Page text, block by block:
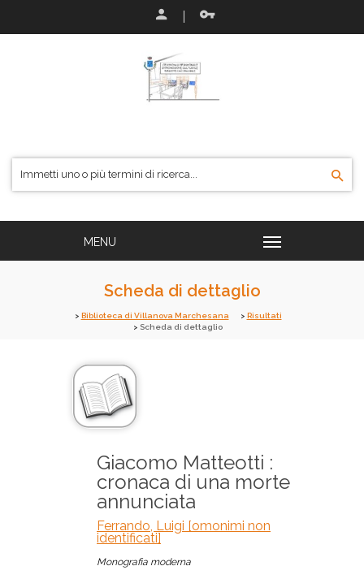
Scheda di dettaglio
Biblioteca di Villanova Marchesana
Risultati
Scheda di dettaglio
Giacomo Matteotti :
cronaca di una morte
annunciata
Ferrando, Luigi [omonimi non
identificati]
Monografia moderna